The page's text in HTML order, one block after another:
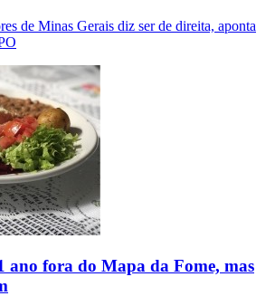
de Minas Gerais diz ser de direita, aponta
ano fora do Mapa da Fome, mas